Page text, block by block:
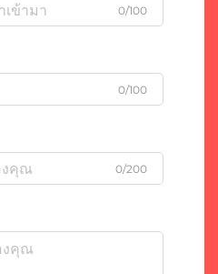
0/100
0/100
0/200